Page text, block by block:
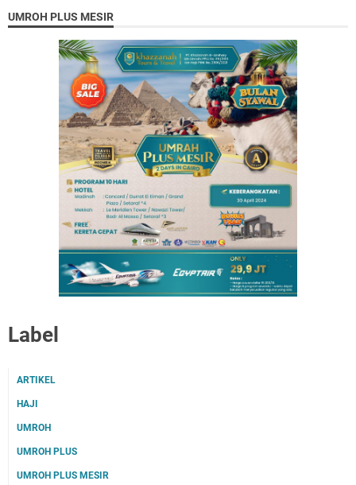
UMROH PLUS MESIR
Label
ARTIKEL
HAJI
UMROH
UMROH PLUS
UMROH PLUS MESIR